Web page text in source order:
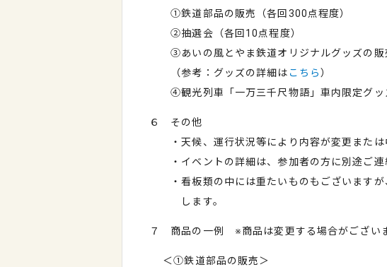
①鉄道部品の販売（各回300点程度）
②抽選会（各回10点程度）
③あいの風とやま鉄道オリジナルグッズの
（参考：グッズの詳細は こちら ）
④観光列車「一万三千尺物語」車内限定グッ
６ その他
・天候、運行状況等により内容が変更または
・イベントの詳細は、参加者の方に別途ご連
・看板類の中には重たいものもございますが
します。
７ 商品の一例 ※商品は変更する場合がござい
＜①鉄道部品の販売＞